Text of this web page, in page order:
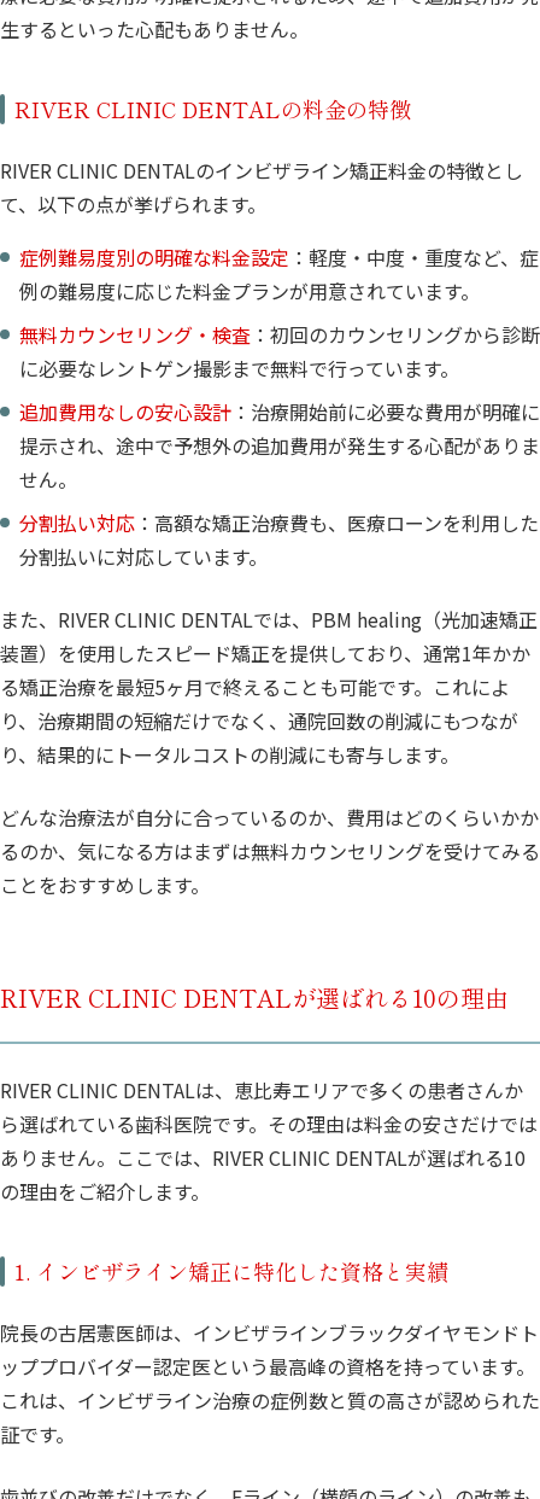
生するといった心配もありません。
RIVER CLINIC DENTALの料金の特徴
RIVER CLINIC DENTALのインビザライン矯正料金の特徴とし
て、以下の点が挙げられます。
症例難易度別の明確な料金設定 ：軽度・中度・重度など、症
例の難易度に応じた料金プランが用意されています。
無料カウンセリング・検査 ：初回のカウンセリングから診断
に必要なレントゲン撮影まで無料で行っています。
追加費用なしの安心設計 ：治療開始前に必要な費用が明確に
提示され、途中で予想外の追加費用が発生する心配がありま
せん。
分割払い対応 ：高額な矯正治療費も、医療ローンを利用した
分割払いに対応しています。
また、RIVER CLINIC DENTALでは、PBM healing（光加速矯正
装置）を使用したスピード矯正を提供しており、通常1年かか
る矯正治療を最短5ヶ月で終えることも可能です。これによ
り、治療期間の短縮だけでなく、通院回数の削減にもつなが
り、結果的にトータルコストの削減にも寄与します。
どんな治療法が自分に合っているのか、費用はどのくらいかか
るのか、気になる方はまずは無料カウンセリングを受けてみる
ことをおすすめします。
RIVER CLINIC DENTALが選ばれる10の理由
RIVER CLINIC DENTALは、恵比寿エリアで多くの患者さんか
ら選ばれている歯科医院です。その理由は料金の安さだけでは
ありません。ここでは、RIVER CLINIC DENTALが選ばれる10
の理由をご紹介します。
1. インビザライン矯正に特化した資格と実績
院長の古居憲医師は、インビザラインブラックダイヤモンドト
ッププロバイダー認定医という最高峰の資格を持っています。
これは、インビザライン治療の症例数と質の高さが認められた
証です。